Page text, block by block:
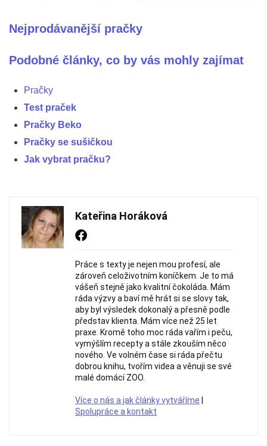
Nejprodávanější pračky
Podobné články, co by vás mohly zajímat
Pračky
Test praček
Pračky Beko
Pračky se sušičkou
Jak vybrat pračku?
Kateřina Horáková
Práce s texty je nejen mou profesí, ale
zároveň celoživotním koníčkem. Je to má
vášeň stejně jako kvalitní čokoláda. Mám
ráda výzvy a baví mě hrát si se slovy tak,
aby byl výsledek dokonalý a přesně podle
představ klienta. Mám více než 25 let
praxe. Kromě toho moc ráda vařím i peču,
vymýšlím recepty a stále zkouším něco
nového. Ve volném čase si ráda přečtu
dobrou knihu, tvořím videa a věnuji se své
malé domácí ZOO.
Více o nás a jak články vytváříme
Spolupráce a kontakt